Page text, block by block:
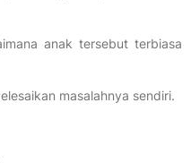
anak tersebut terbiasa
masalahnya sendiri.